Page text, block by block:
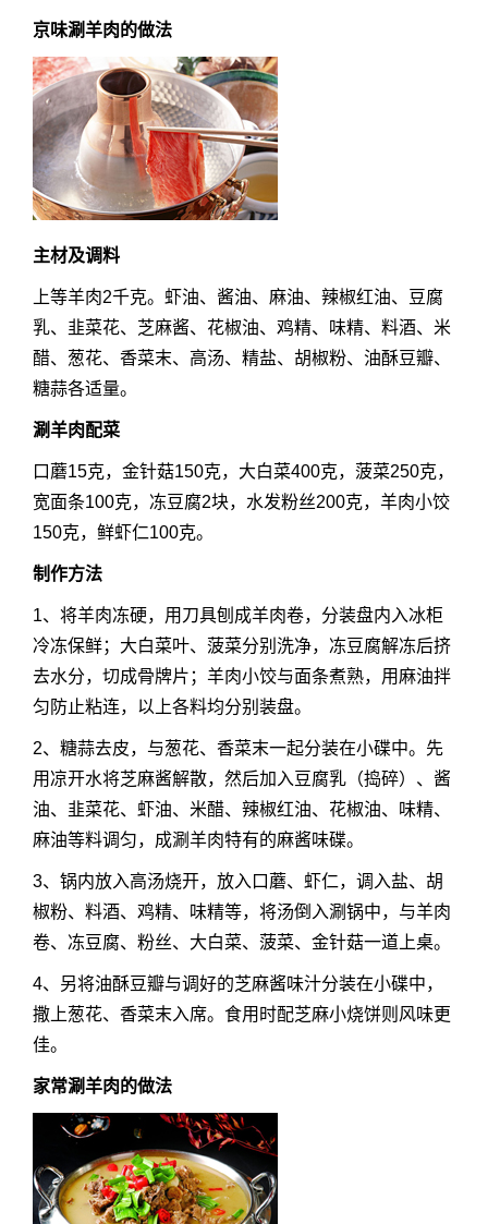
京味涮羊肉的做法
主材及调料
上等羊肉2千克。虾油、酱油、麻油、辣椒红油、豆腐
乳、韭菜花、芝麻酱、花椒油、鸡精、味精、料酒、米
醋、葱花、香菜末、高汤、精盐、胡椒粉、油酥豆瓣、
糖蒜各适量。
涮羊肉配菜
口蘑15克，金针菇150克，大白菜400克，菠菜250克，
宽面条100克，冻豆腐2块，水发粉丝200克，羊肉小饺
150克，鲜虾仁100克。
制作方法
1、将羊肉冻硬，用刀具刨成羊肉卷，分装盘内入冰柜
冷冻保鲜；大白菜叶、菠菜分别洗净，冻豆腐解冻后挤
去水分，切成骨牌片；羊肉小饺与面条煮熟，用麻油拌
匀防止粘连，以上各料均分别装盘。
2、糖蒜去皮，与葱花、香菜末一起分装在小碟中。先
用凉开水将芝麻酱解散，然后加入豆腐乳（捣碎）、酱
油、韭菜花、虾油、米醋、辣椒红油、花椒油、味精、
麻油等料调匀，成涮羊肉特有的麻酱味碟。
3、锅内放入高汤烧开，放入口蘑、虾仁，调入盐、胡
椒粉、料酒、鸡精、味精等，将汤倒入涮锅中，与羊肉
卷、冻豆腐、粉丝、大白菜、菠菜、金针菇一道上桌。
4、另将油酥豆瓣与调好的芝麻酱味汁分装在小碟中，
撒上葱花、香菜末入席。食用时配芝麻小烧饼则风味更
佳。
家常涮羊肉的做法